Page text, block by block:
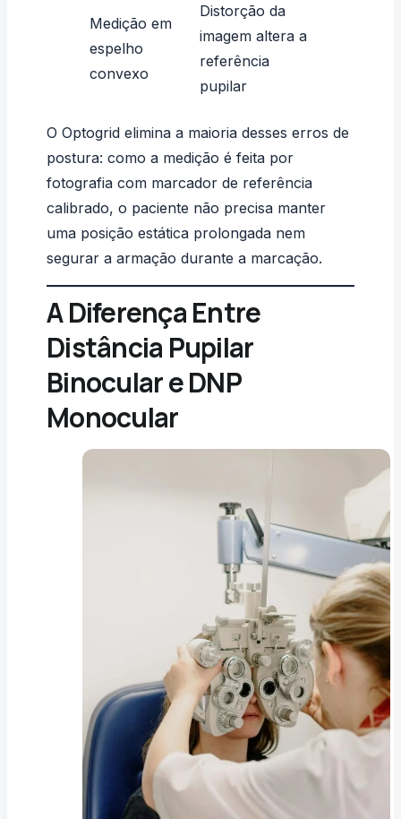
Medição em
espelho
convexo
Distorção da
imagem altera a
referência
pupilar
O Optogrid elimina a maioria desses erros de
postura: como a medição é feita por
fotografia com marcador de referência
calibrado, o paciente não precisa manter
uma posição estática prolongada nem
segurar a armação durante a marcação.
A Diferença Entre
Distância Pupilar
Binocular e DNP
Monocular